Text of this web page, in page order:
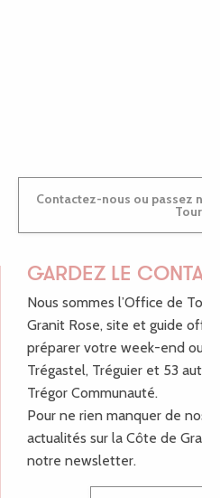
Contactez-nous ou passez nous voir dans nos Offices de
GARDEZ LE
Nous sommes l’Office de
Granit Rose, site et guide
préparer votre week-end ou
Trégastel, Tréguier et 53
Trégor Communauté.
Pour ne rien manquer de nos
actualités sur la Côte de Granit
notre newsletter.